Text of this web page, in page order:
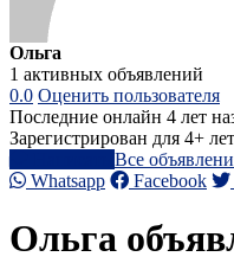
Ольга
1 активных объявлений
0.0 Оценить пользователя
Последние онлайн 4 лет
Зарегистрирован для 4+ лет
Все
Whatsapp
Facebook
Ольга